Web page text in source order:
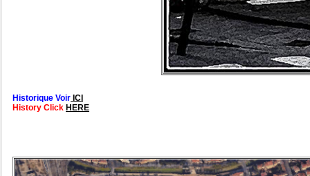
Historique Voir ICI
History Click HERE